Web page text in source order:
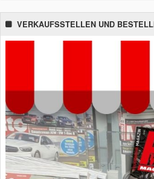
VERKAUFSSTELLEN UND